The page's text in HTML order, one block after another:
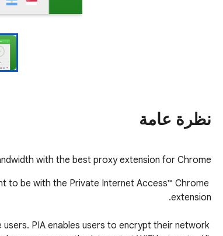
نظرة عامة
with the best proxy extension for Chrome.
to be with the Private Internet Access™ Chrome
PIA enables users to encrypt their network